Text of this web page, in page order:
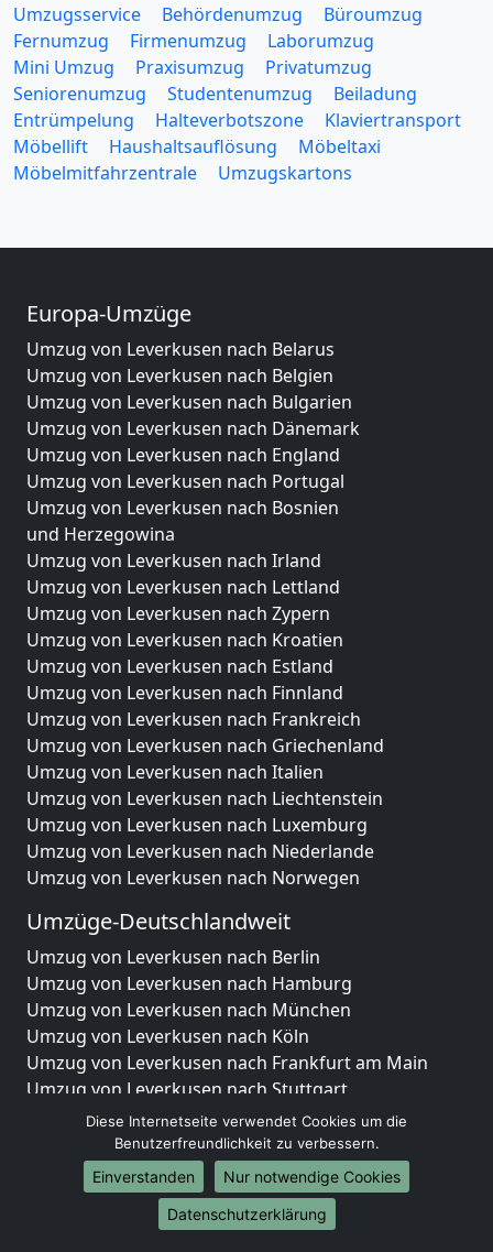
Umzugsservice Behördenumzug
Büroumzug
Fernumzug
Firmenumzug
Laborumzug
Mini Umzug
Praxisumzug
Privatumzug
Seniorenumzug
Studentenumzug
Beiladung
Entrümpelung
Halteverbotszone
Klaviertransport
Möbellift
Haushaltsauflösung
Möbeltaxi
Möbelmitfahrzentrale
Umzugskartons
Europa-Umzüge
Umzug von Leverkusen nach Belarus
Umzug von Leverkusen nach Belgien
Umzug von Leverkusen nach Bulgarien
Umzug von Leverkusen nach Dänemark
Umzug von Leverkusen nach England
Umzug von Leverkusen nach Portugal
Umzug von Leverkusen nach Bosnien
und Herzegowina
Umzug von Leverkusen nach Irland
Umzug von Leverkusen nach Lettland
Umzug von Leverkusen nach Zypern
Umzug von Leverkusen nach Kroatien
Umzug von Leverkusen nach Estland
Umzug von Leverkusen nach Finnland
Umzug von Leverkusen nach Frankreich
Umzug von Leverkusen nach Griechenland
Umzug von Leverkusen nach Italien
Umzug von Leverkusen nach Liechtenstein
Umzug von Leverkusen nach Luxemburg
Umzug von Leverkusen nach Niederlande
Umzug von Leverkusen nach Norwegen
Umzüge-Deutschlandweit
Umzug von Leverkusen nach Berlin
Umzug von Leverkusen nach Hamburg
Umzug von Leverkusen nach München
Umzug von Leverkusen nach Köln
Umzug von Leverkusen nach Frankfurt am Main
Umzug von Leverkusen nach Stuttgart
Umzug von Leverkusen nach Düsseldorf
Umzug von Leverkusen nach Leipzig
Umzug von Leverkusen nach Dortmund
Umzug von Leverkusen nach Essen
Umzug von Leverkusen nach Bremen
Diese Internetseite verwendet Cookies um die
Benutzerfreundlichkeit zu verbessern.
Einverstanden
Nur notwendige Cookies
Datenschutzerklärung